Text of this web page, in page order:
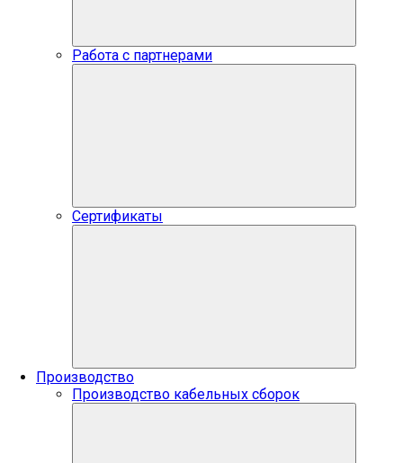
Работа с партнерами
Сертификаты
Производство
Производство кабельных сборок